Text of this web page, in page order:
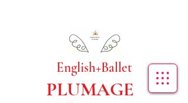
​English+Ballet
PLUMAGE